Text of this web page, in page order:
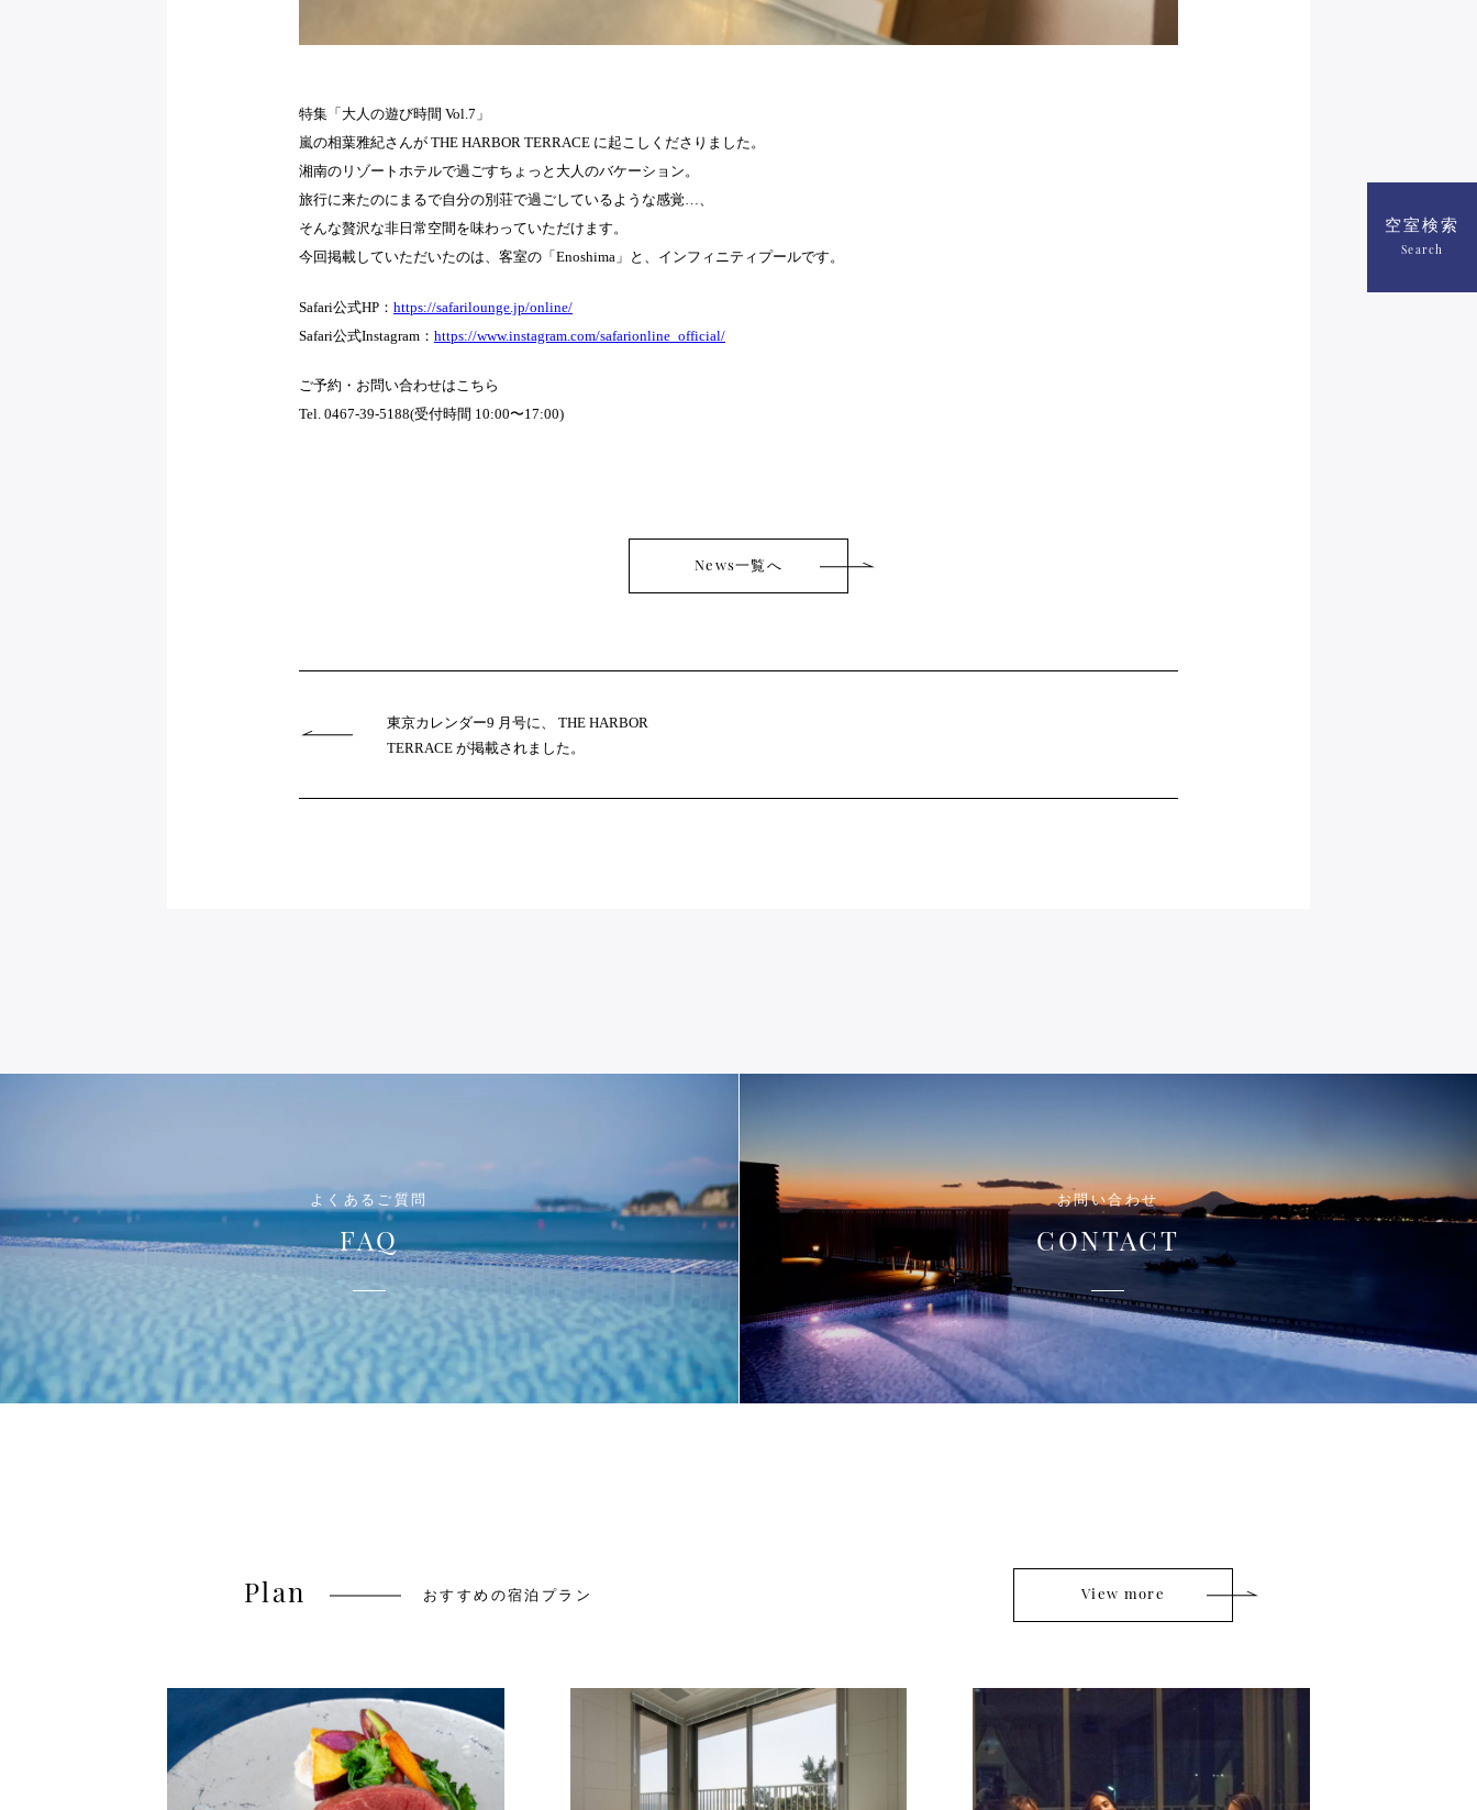
特集「大人の遊び時間 Vol.7」
嵐の相葉雅紀さんが THE HARBOR TERRACE に起こしくださりました。
湘南のリゾートホテルで過ごすちょっと大人のバケーション。
旅行に来たのにまるで自分の別荘で過ごしているような感覚…、
そんな贅沢な非日常空間を味わっていただけます。
今回掲載していただいたのは、客室の「Enoshima」と、インフィニティプールです。
Safari公式HP： https://safarilounge.jp/online/
Safari公式Instagram： https://www.instagram.com/safarionline_official/
ご予約・お問い合わせはこちら
Tel. 0467-39-5188(受付時間 10:00〜17:00)
News一覧へ
東京カレンダー9 月号に、 THE HARBOR
TERRACE が掲載されました。
よくあるご質問
FAQ
お問い合わせ
CONTACT
Plan おすすめの宿泊プラン View more
空室検索
Search